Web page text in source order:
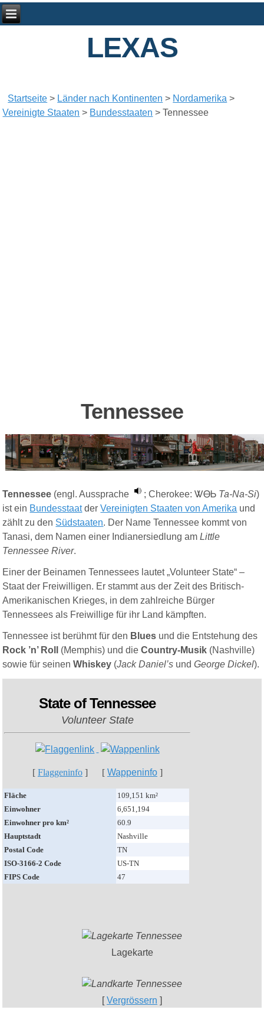
LEXAS
Startseite > Länder nach Kontinenten > Nordamerika >
Vereinigte Staaten > Bundesstaaten >Tennessee
Tennessee
Tennessee (engl. Aussprache ; Cherokee:ᏔᎾᏏ Ta-Na-Si)
ist ein BundesstaatderVereinigten Staaten von Amerika und
zählt zu den Südstaaten. Der Name Tennessee kommt von
Tanasi, dem Namen einer Indianersiedlung amLittle
Tennessee River.
Einer der Beinamen Tennessees lautet „Volunteer State“ –
Staat der Freiwilligen. Er stammt aus der Zeit des Britisch-
Amerikanischen Krieges, in dem zahlreiche Bürger
Tennessees als Freiwillige für ihr Land kämpften.
Tennessee ist berühmt für den Blues und die Entstehung des
Rock ’n’ Roll
(Memphis) und dieCountry-Musik (Nashville)
sowie für seinenWhiskey (Jack Daniel’s undGeorge Dickel).
State of Tennessee
Volunteer State
[ Flaggeninfo] [ Wappeninfo]
Fläche
109,151 km²
Einwohner
6,651,194
Einwohner pro km²
60.9
Hauptstadt
Nashville
Postal Code
TN
ISO-3166-2 Code
US-TN
FIPS Code
47
Lagekarte
[Vergrössern ]